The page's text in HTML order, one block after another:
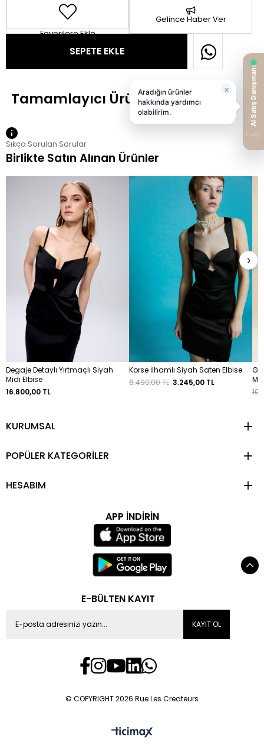
Favorilere Ekle
Gelince Haber Ver
Sıkça Sorulan Sorular
Birlikte Satın Alınan Ürünler
Degaje Detaylı Yırtmaçlı Siyah
Midi Elbise
16.800,00 TL
Korse İlhamlı Siyah Saten Elbise
6.490,00 TL 3.245,00 TL
›
KURUMSAL
POPÜLER KATEGORİLER
HESABIM
APP İNDİRİN
E-BÜLTEN KAYIT
KAYIT OL
© COPYRIGHT 2026 Rue Les Createurs